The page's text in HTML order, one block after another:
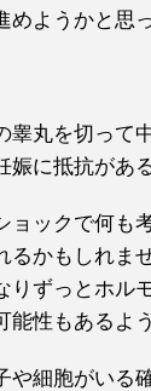
ようかと思
睾丸を切って
に抵抗があ
ョックで何も
るかもしれま
りずっとホル
能性もあるよ
や細胞がいる